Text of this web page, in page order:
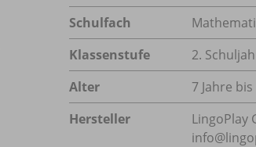
Schulfach
Klassenstufe
2.
Alter
7 Jahre
Hersteller
LingoPlay